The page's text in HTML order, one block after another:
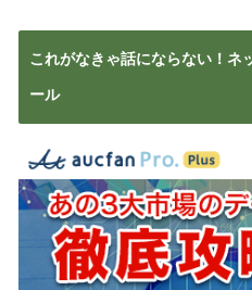
これがなきゃ話にならない！ネ
ール